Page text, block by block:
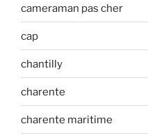
cameraman pas cher
cap
chantilly
charente
charente maritime